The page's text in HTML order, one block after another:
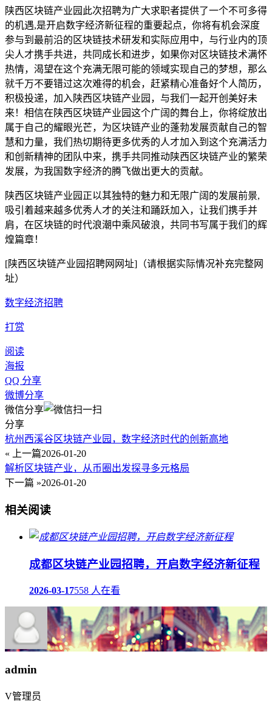
陕西区块链产业园此次招聘为广大求职者提供了一个不可多得
的机遇,是开启数字经济新征程的重要起点，你将有机会深度
参与到最前沿的区块链技术研发和实际应用中，与行业内的顶
尖人才携手共进，共同成长和进步，如果你对区块链技术满怀
热情，渴望在这个充满无限可能的领域实现自己的梦想，那么
就千万不要错过这次难得的机会，赶紧精心准备好个人简历，
积极投递，加入陕西区块链产业园，与我们一起开创美好未
来！相信在陕西区块链产业园这个广阔的舞台上，你将绽放出
属于自己的耀眼光芒，为区块链产业的蓬勃发展贡献自己的智
慧和力量，我们热切期待更多优秀的人才加入到这个充满活力
和创新精神的团队中来，携手共同推动陕西区块链产业的繁荣
发展，为我国数字经济的腾飞做出更大的贡献。
陕西区块链产业园正以其独特的魅力和无限广阔的发展前景,
吸引着越来越多优秀人才的关注和踊跃加入，让我们携手并
肩，在区块链的时代浪潮中乘风破浪，共同书写属于我们的辉
煌篇章！
[陕西区块链产业园招聘网网址]（请根据实际情况补充完整网
址）
数字经济招聘
打赏
阅读
海报
QQ 分享
微博分享
微信分享
分享
杭州西溪谷区块链产业园，数字经济时代的创新高地
« 上一篇2026-01-20
解析区块链产业，从币圈出发探寻多元格局
下一篇 »2026-01-20
相关阅读
成都区块链产业园招聘，开启数字经济新征程
2026-03-17558 人在看
admin
V管理员